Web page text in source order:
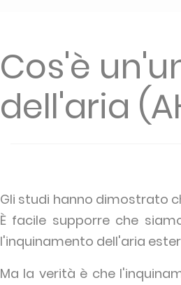
Cos'è
dell'aria
Gli studi hanno dimostrato
È facile supporre che
l'inquinamento dell'aria
Ma la verità è che